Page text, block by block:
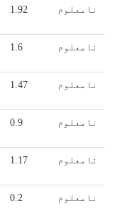
1.92 نامعلوم
1.6 نامعلوم
1.47 نامعلوم
0.9 نامعلوم
1.17 نامعلوم
0.2 نامعلوم